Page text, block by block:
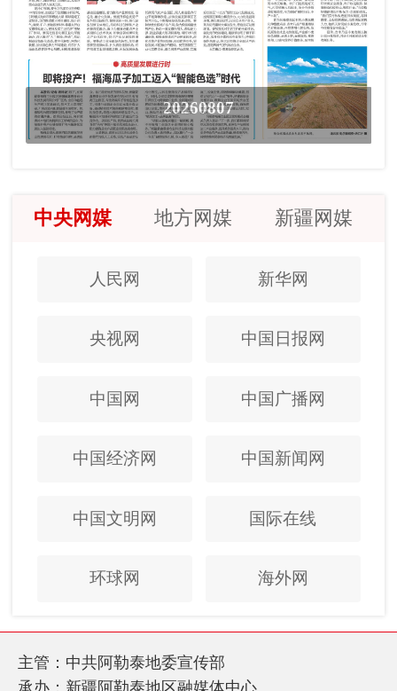
20260807
中央网媒 地方网媒 新疆网媒
人民网 新华网
央视网 中国日报网
中国网 中国广播网
中国经济网 中国新闻网
中国文明网 国际在线
环球网 海外网
主管：中共阿勒泰地委宣传部
承办：新疆阿勒泰地区融媒体中心